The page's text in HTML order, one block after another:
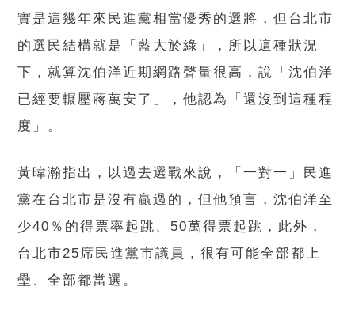
實是這幾年來民進黨相當優秀的選將，但台北市
的選民結構就是「藍大於綠」，所以這種狀況
下，就算沈伯洋近期網路聲量很高，說「沈伯洋
已經要輾壓蔣萬安了」，他認為「還沒到這種程
度」。
黃暐瀚指出，以過去選戰來說，「一對一」民進
黨在台北市是沒有贏過的，但他預言，沈伯洋至
少40％的得票率起跳、50萬得票起跳，此外，
台北市25席民進黨市議員，很有可能全部都上
壘、全部都當選。